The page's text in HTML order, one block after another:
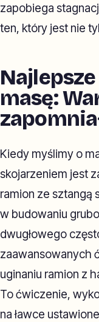
zapobiega
ten, który jest nie
masę:
Kiedy myślimy o
skojarzeniem jest
ramion ze sztangą
w budowaniu
dwugłowego
zaawansowanych
uginaniu ramion z
To ćwiczenie,
na ławce